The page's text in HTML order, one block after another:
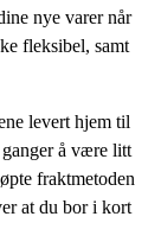
nye varer når
fleksibel, samt
levert hjem til
å være litt
fraktmetoden
at du bor i kort